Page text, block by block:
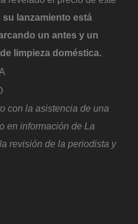
su lanzamiento está
un antes y un
limpieza doméstica.
con la asistencia de una
en información de La
revisión de la periodista y